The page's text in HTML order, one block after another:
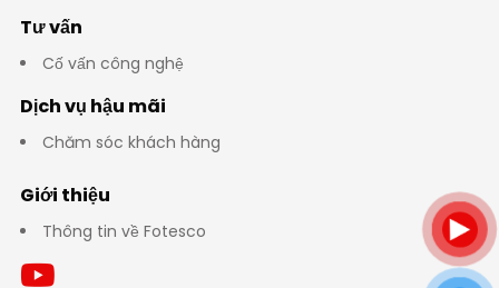
Tư vấn
Cố vấn công nghệ
Dịch vụ hậu mãi
Chăm sóc khách hàng
Giới thiệu
Thông tin về Fotesco